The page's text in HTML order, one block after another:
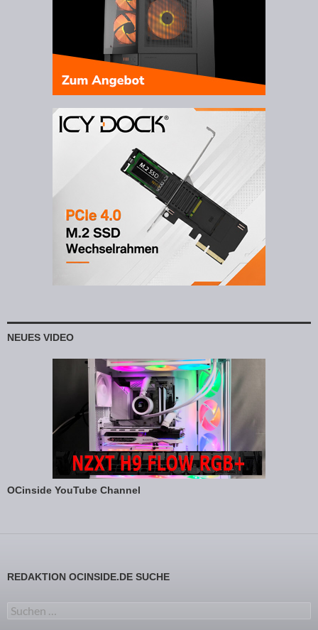
NEUES VIDEO
OCinside YouTube Channel
REDAKTION OCINSIDE.DE SUCHE
Suchen nach: